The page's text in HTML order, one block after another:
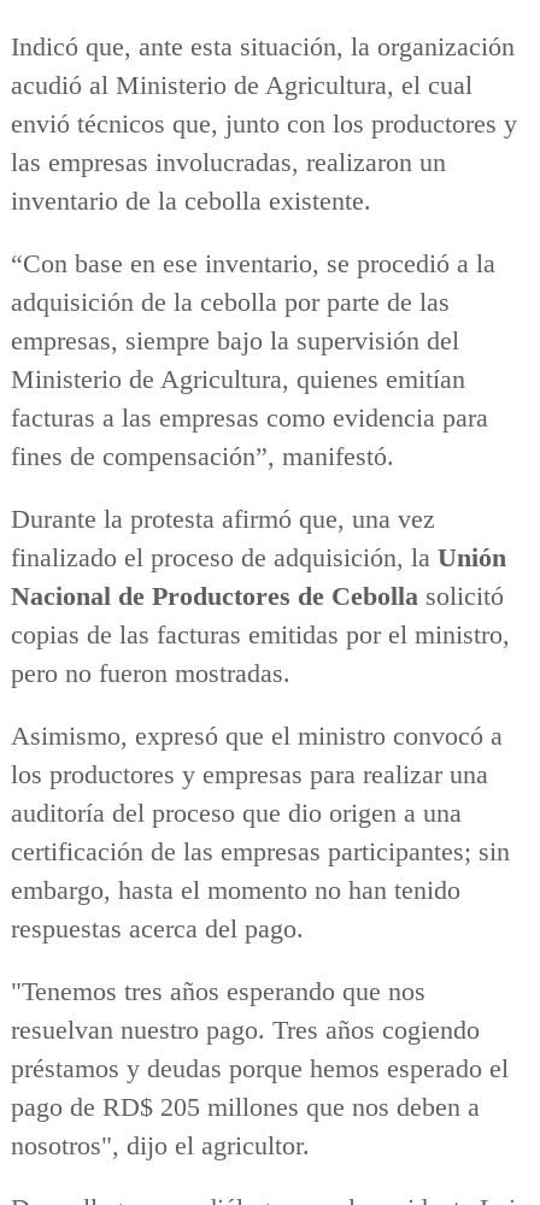
Indicó que, ante esta situación, la organización
acudió al Ministerio de Agricultura, el cual
envió técnicos que, junto con los productores y
las empresas involucradas, realizaron un
inventario de la cebolla existente.
“Con base en ese inventario, se procedió a la
adquisición de la cebolla por parte de las
empresas, siempre bajo la supervisión del
Ministerio de Agricultura, quienes emitían
facturas a las empresas como evidencia para
fines de compensación”, manifestó.
Durante la protesta afirmó que, una vez
finalizado el proceso de adquisición, la Unión
Nacional de Productores de Cebollasolicitó
copias de las facturas emitidas por el ministro,
pero no fueron mostradas.
Asimismo, expresó que el ministro convocó a
los productores y empresas para realizar una
auditoría del proceso que dio origen a una
certificación de las empresas participantes; sin
embargo, hasta el momento no han tenido
respuestas acerca del pago.
"Tenemos tres años esperando que nos
resuelvan nuestro pago. Tres años cogiendo
préstamos y deudas porque hemos esperado el
pago de RD$ 205 millones que nos deben a
nosotros", dijo el agricultor.